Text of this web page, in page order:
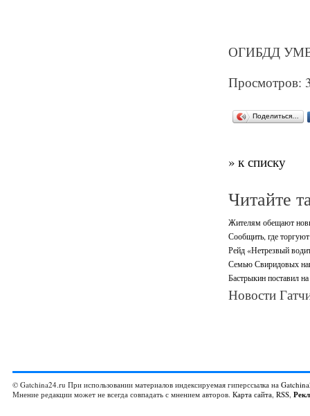
ОГИБДД
Просмотров:
Поделиться…
» к списку
Читайте
Жителям обещают
Сообщить, где
Рейд «Нетрезвый
Семью Свиридовых
Бастрыкин поставил
Новости
© Gatchina24.ru При использовании материалов индексируемая гиперссылка на
Мнение редакции может не всегда совпадать с мнением авторов. Карта сайта, RSS,